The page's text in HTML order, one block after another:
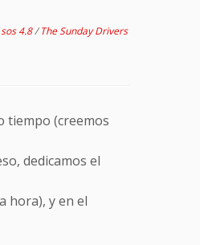
sos 4.8/The Sunday Drivers
tiempo (creemos
dedicamos el
hora), y en el